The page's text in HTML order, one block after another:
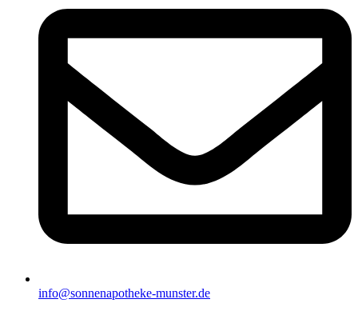
info@sonnenapotheke-munster.de